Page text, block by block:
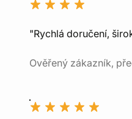
"Rychlá doručení,
Ověřený zákazník,